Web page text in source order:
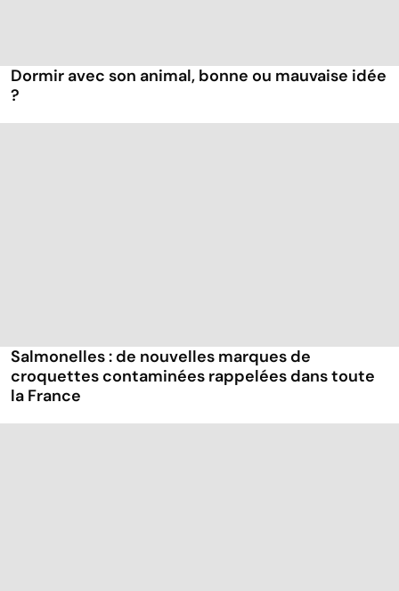
Dormir avec son animal, bonne ou mauvaise idée
?
Salmonelles : de nouvelles marques de
croquettes contaminées rappelées dans toute
la France